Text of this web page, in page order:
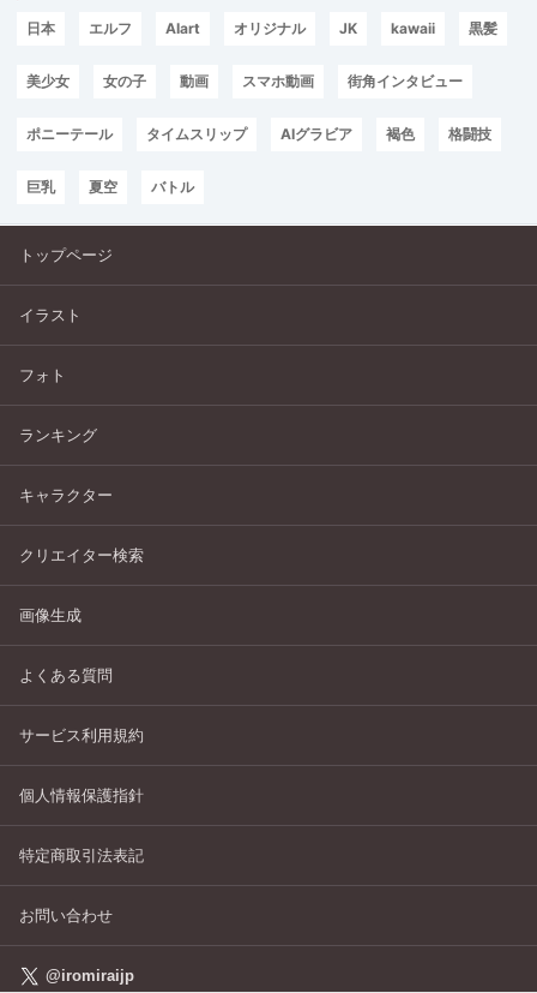
日本 エルフ AIart オリジナル JK kawaii 黒髪
美少女 女の子 動画 スマホ動画 街角インタビュー
ポニーテール タイムスリップ AIグラビア 褐色 格闘技
巨乳 夏空 バトル
トップページ
イラスト
フォト
ランキング
キャラクター
クリエイター検索
画像生成
よくある質問
サービス利用規約
個人情報保護指針
特定商取引法表記
お問い合わせ
@iromiraijp